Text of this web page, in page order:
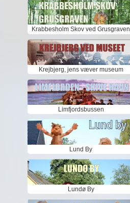
Krabbesholm Skov ved Grusgraven
Krejbjerg, jens væver museum
Limfjordsbussen
Lund By
Lundø By